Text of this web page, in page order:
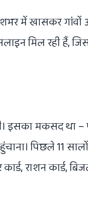
में खासकर
मिल रही हैं,
इसका मकसद था –
पिछले 11
राशन कार्ड,